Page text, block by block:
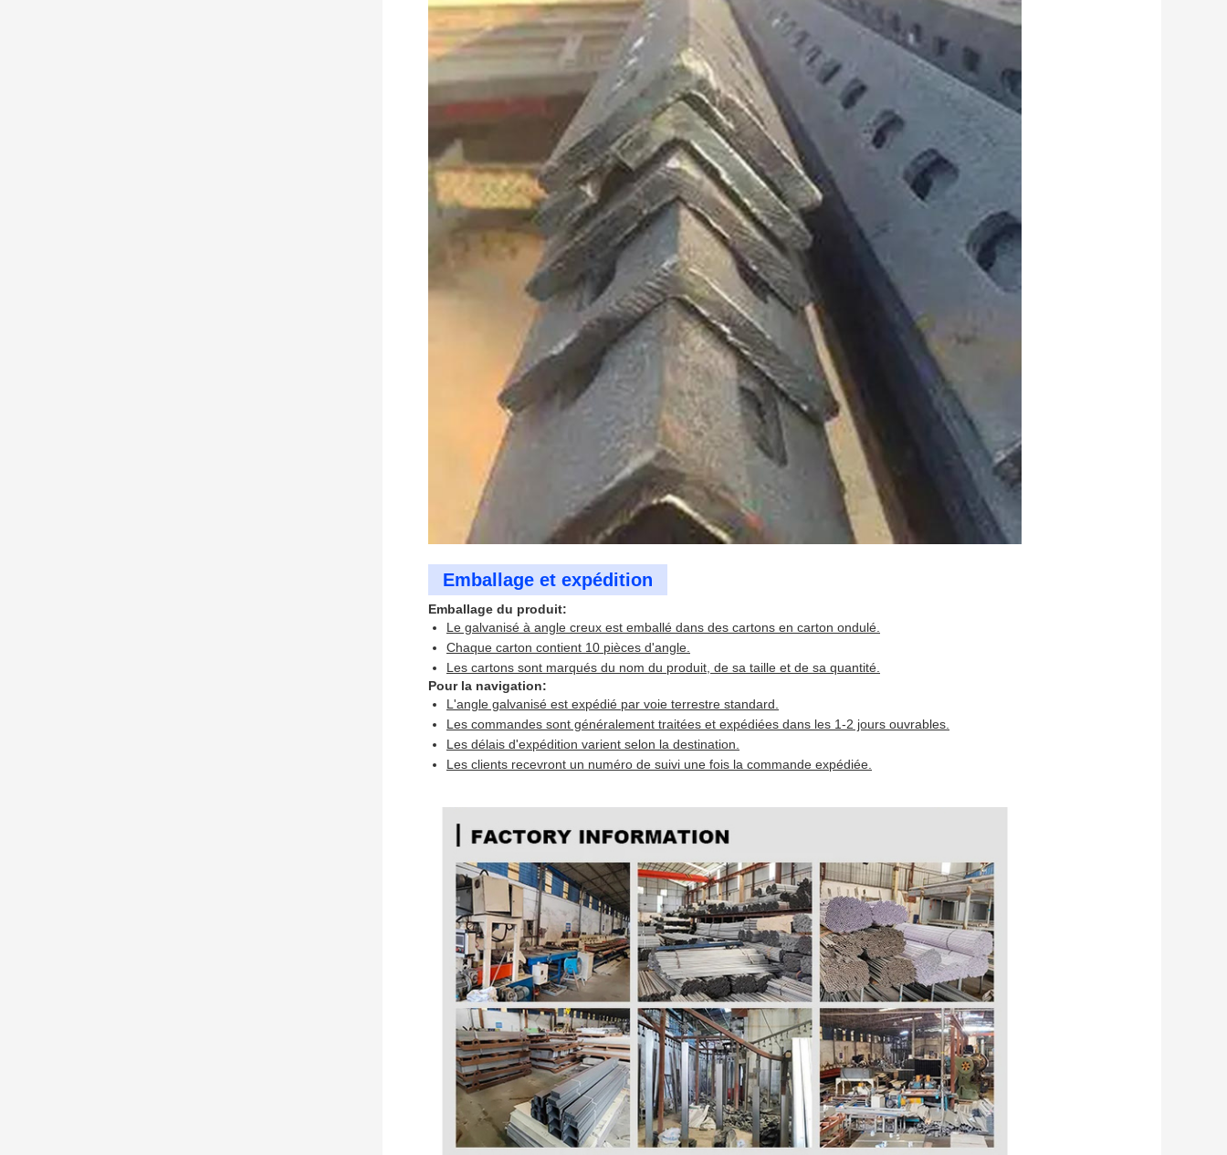
Emballage et expédition
Emballage du produit:
Le galvanisé à angle creux est emballé dans des cartons en carton ondulé.
Chaque carton contient 10 pièces d'angle.
Les cartons sont marqués du nom du produit, de sa taille et de sa quantité.
Pour la navigation:
L'angle galvanisé est expédié par voie terrestre standard.
Les commandes sont généralement traitées et expédiées dans les 1-2 jours ouvrables.
Les délais d'expédition varient selon la destination.
Les clients recevront un numéro de suivi une fois la commande expédiée.